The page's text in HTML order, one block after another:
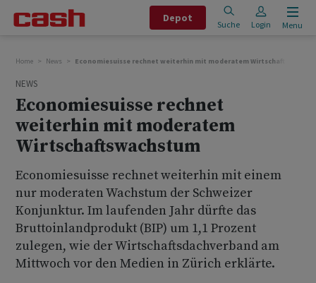
Depot
Suche Login Menu
Home News Economiesuisse rechnet weiterhin mit moderatem
NEWS
Economiesuisse rechnet
weiterhin mit moderatem
Wirtschaftswachstum
Economiesuisse rechnet weiterhin mit einem
nur moderaten Wachstum der Schweizer
Konjunktur. Im laufenden Jahr dürfte das
Bruttoinlandprodukt (BIP) um 1,1 Prozent
zulegen, wie der Wirtschaftsdachverband am
Mittwoch vor den Medien in Zürich erklärte.